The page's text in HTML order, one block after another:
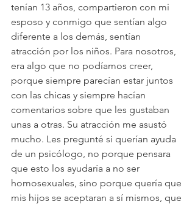
tenían 13 años, compartieron con mi
esposo y conmigo que sentían algo
diferente a los demás, sentían
atracción por los niños. Para nosotros,
era algo que no podíamos creer,
porque siempre parecían estar juntos
con las chicas y siempre hacían
comentarios sobre que les gustaban
unas a otras. Su atracción me asustó
mucho. Les pregunté si querían ayuda
de un psicólogo, no porque pensara
que esto los ayudaría a no ser
homosexuales, sino porque quería que
mis hijos se aceptaran a sí mismos, que